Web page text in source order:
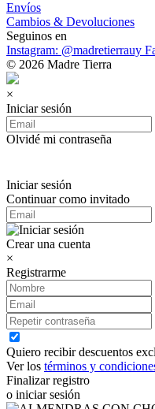
Envíos
Cambios & Devoluciones
Seguinos en
Instagram: @madretierrauy
© 2026 Madre Tierra
×
Iniciar sesión
Olvidé mi contraseña
Iniciar sesión
Continuar como invitado
Crear una cuenta
×
Registrarme
Quiero recibir descuentos
Ver los términos y
Finalizar registro
o iniciar sesión